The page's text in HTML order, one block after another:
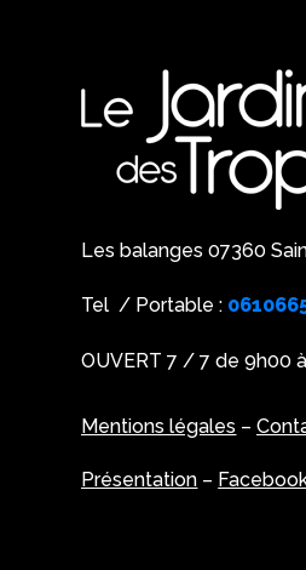
Les balanges 07360
Tel / Portable :
OUVERT 7 / 7 de 9h00
Mentions légales –
Présentation –